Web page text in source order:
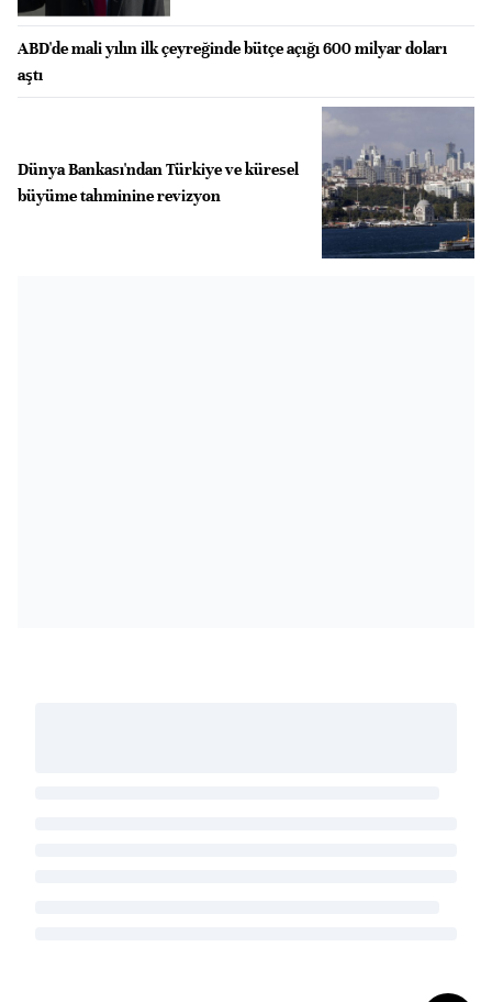
ABD'de mali yılın ilk çeyreğinde bütçe açığı 600 milyar doları
aştı
Dünya Bankası'ndan Türkiye ve küresel
büyüme tahminine revizyon